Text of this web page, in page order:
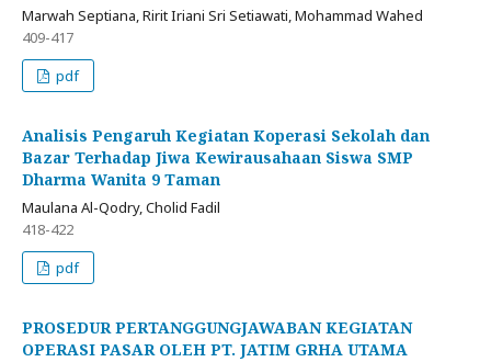
Marwah Septiana, Ririt Iriani Sri Setiawati, Mohammad Wahed
409-417
pdf
Analisis Pengaruh Kegiatan Koperasi Sekolah dan
Bazar Terhadap Jiwa Kewirausahaan Siswa SMP
Dharma Wanita 9 Taman
Maulana Al-Qodry, Cholid Fadil
418-422
pdf
PROSEDUR PERTANGGUNGJAWABAN KEGIATAN
OPERASI PASAR OLEH PT. JATIM GRHA UTAMA